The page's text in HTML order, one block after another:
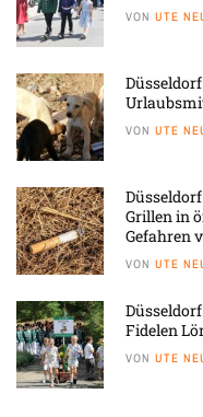
VON UTE
VON UTE
Grillen in
Gefahren
VON UTE
Fidelen
VON UTE